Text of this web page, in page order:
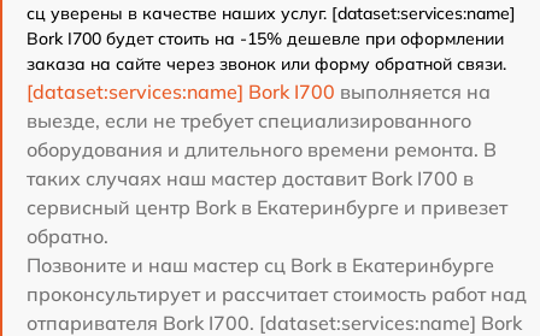
сц уверены в качестве наших услуг. [dataset:services:name]
Bork I700 будет стоить на -15% дешевле при оформлении
заказа на сайте через звонок или форму обратной связи.
[dataset:services:name] Bork I700 выполняется на
выезде, если не требует специализированного
оборудования и длительного времени ремонта. В
таких случаях наш мастер доставит Bork I700 в
сервисный центр Bork в Екатеринбурге и привезет
обратно.
Позвоните и наш мастер сц Bork в Екатеринбурге
проконсультирует и рассчитает стоимость работ над
отпаривателя Bork I700. [dataset:services:name] Bork